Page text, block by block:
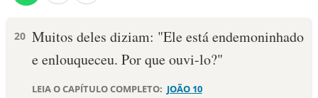
PALAVRA DO DIA
20 Muitos deles diziam: "Ele está endemoninhado
e enlouqueceu. Por que ouvi-lo?"
LEIA O CAPÍTULO COMPLETO: JOÃO 10